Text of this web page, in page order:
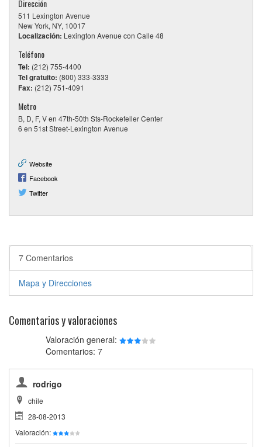
Dirección
511 Lexington Avenue
New York, NY, 10017
Localización: Lexington Avenue con Calle 48
Teléfono
Tel: (212) 755-4400
Tel gratuito: (800) 333-3333
Fax: (212) 751-4091
Metro
B, D, F, V en 47th-50th Sts-Rockefeller Center
6 en 51st Street-Lexington Avenue
Website
Facebook
Twitter
7 Comentarios
Mapa y Direcciones
Comentarios y valoraciones
Valoración general:
Comentarios: 7
rodrigo
chile
28-08-2013
Valoración: